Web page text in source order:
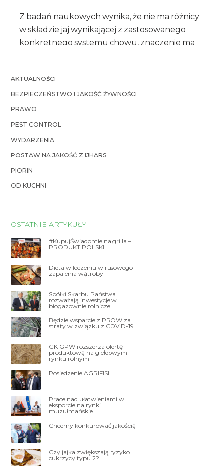
Z badań naukowych wynika, że nie ma różnicy
w składzie jaj wynikającej z zastosowanego
konkretnego systemu chowu, znaczenie ma
AKTUALNOŚCI
BEZPIECZEŃSTWO I JAKOŚĆ ŻYWNOŚCI
PRAWO
PEST CONTROL
WYDARZENIA
POSTAW NA JAKOŚĆ Z IJHARS
PIORIN
OD KUCHNI
OSTATNIE ARTYKUŁY
#KupujŚwiadomie na grilla –
PRODUKT POLSKI
Dieta w leczeniu wirusowego
zapalenia wątroby
Spółki Skarbu Państwa
rozważają inwestycje w
biogazownie rolnicze
Będzie wsparcie z PROW za
straty w związku z COVID-19
GK GPW rozszerza ofertę
produktową na giełdowym
rynku rolnym
Posiedzenie AGRIFISH
Prace nad ułatwieniami w
eksporcie na rynki
muzułmańskie
Chcemy konkurować jakością
Czy jajka zwiększają ryzyko
cukrzycy typu 2?